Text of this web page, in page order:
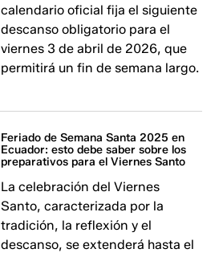
calendario oficial fija el siguiente
descanso obligatorio para el
viernes 3 de abril de 2026, que
permitirá un fin de semana largo.
Feriado de Semana Santa 2025 en
Ecuador: esto debe saber sobre los
preparativos para el Viernes Santo
La celebración del Viernes
Santo, caracterizada por la
tradición, la reflexión y el
descanso, se extenderá hasta el